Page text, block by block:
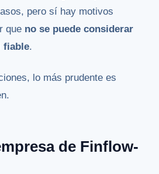
pero sí hay motivos
que no se puede considerar
fiable.
lo más prudente es
de Finflow-